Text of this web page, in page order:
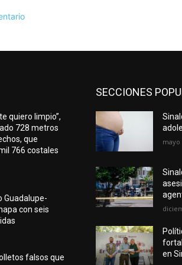
quiero limpio”,
728 metros
que
766 costales
Guadalupe-
con seis
falsos que
SECCIONES
mayo
en